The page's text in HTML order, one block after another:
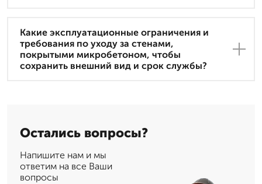
Какие эксплуатационные ограничения и
требования по уходу за стенами,
покрытыми микробетоном, чтобы
сохранить внешний вид и срок службы?
Остались вопросы?
Напишите нам и мы
ответим на все Ваши
вопросы